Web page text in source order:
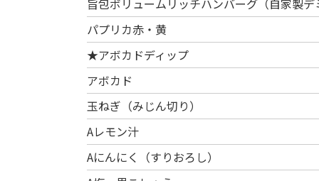
旨包ボリュームリッチハンバーグ（自家製デ
パプリカ赤・黄
★アボカドディップ
アボカド
玉ねぎ（みじん切り）
Aレモン汁
Aにんにく（すりおろし）